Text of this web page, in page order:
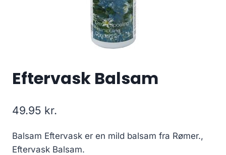
Eftervask Balsam
49.95 kr.
Balsam Eftervask er en mild balsam fra Rømer.,
Eftervask Balsam.